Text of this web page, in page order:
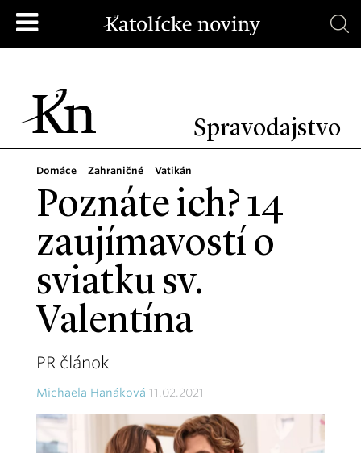
Spravodajstvo
Domáce Zahraničné Vatikán
Poznáte ich? 14
zaujímavostí o
sviatku sv.
Valentína
PR článok
Michaela Hanáková 11.02.2021